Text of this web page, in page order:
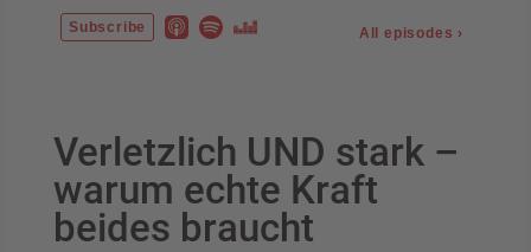
Verletzlich UND stark –
warum echte Kraft
beides braucht